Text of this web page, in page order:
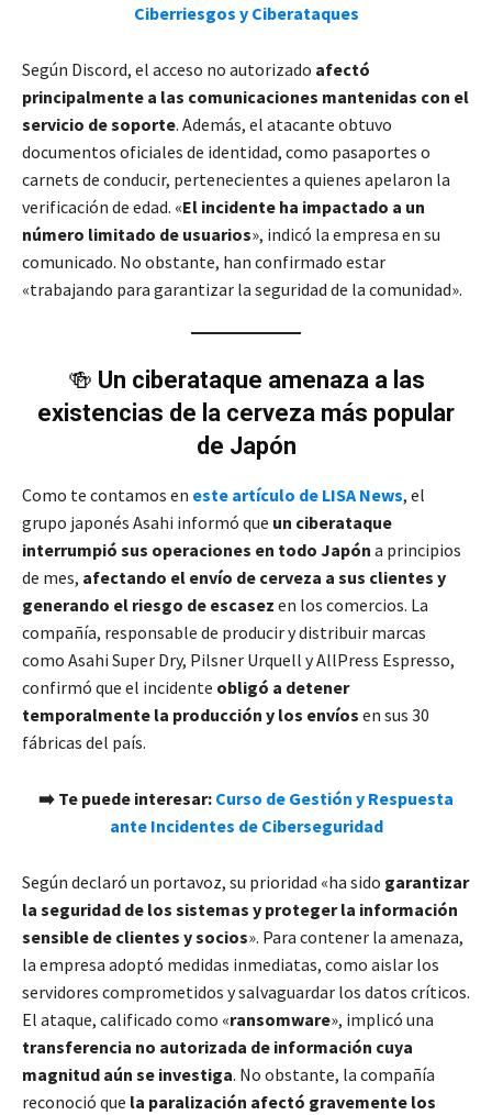
Ciberriesgos y Ciberataques
Según Discord, el acceso no autorizado afectó
principalmente a las comunicaciones mantenidas con el
servicio de soporte. Además, el atacante obtuvo
documentos oficiales de identidad, como pasaportes o
carnets de conducir, pertenecientes a quienes apelaron la
verificación de edad. «El incidente ha impactado a un
número limitado de usuarios», indicó la empresa en su
comunicado. No obstante, han confirmado estar
«trabajando para garantizar la seguridad de la comunidad».
🍻 Un ciberataque amenaza a las
existencias de la cerveza más popular
de Japón
Como te contamos en este artículo de LISA News, el
grupo japonés Asahi informó que un ciberataque
interrumpió sus operaciones en todo Japón a principios
de mes, afectando el envío de cerveza a sus clientes y
generando el riesgo de escasez en los comercios. La
compañía, responsable de producir y distribuir marcas
como Asahi Super Dry, Pilsner Urquell y AllPress Espresso,
confirmó que el incidente obligó a detener
temporalmente la producción y los envíos en sus 30
fábricas del país.
➡️ Te puede interesar: Curso de Gestión y Respuesta
ante Incidentes de Ciberseguridad
Según declaró un portavoz, su prioridad «ha sido garantizar
la seguridad de los sistemas y proteger la información
sensible de clientes y socios». Para contener la amenaza,
la empresa adoptó medidas inmediatas, como aislar los
servidores comprometidos y salvaguardar los datos críticos.
El ataque, calificado como «ransomware», implicó una
transferencia no autorizada de información cuya
magnitud aún se investiga. No obstante, la compañía
reconoció que la paralización afectó gravemente los